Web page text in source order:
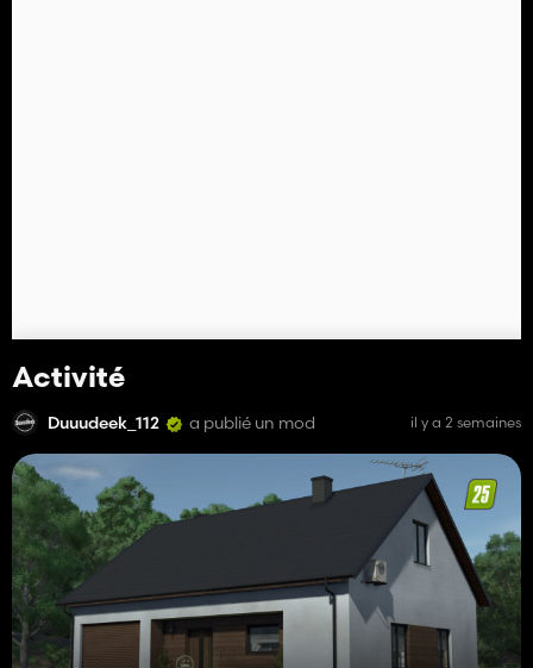
Activité
Duuudeek_112 a publié un mod il y a 2 semaines